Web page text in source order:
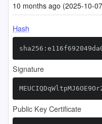
10 months ago (2025-10-
Hash
Signature
Public Key Certificate